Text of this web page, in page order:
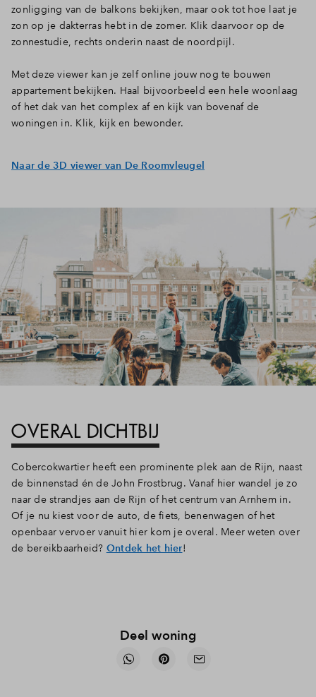
zonligging van de balkons bekijken, maar ook tot hoe laat je
zon op je dakterras hebt in de zomer. Klik daarvoor op de
zonnestudie, rechts onderin naast de noordpijl.
Met deze viewer kan je zelf online jouw nog te bouwen
appartement bekijken. Haal bijvoorbeeld een hele woonlaag
of het dak van het complex af en kijk van bovenaf de
woningen in. Klik, kijk en bewonder.
Naar de 3D viewer van De Roomvleugel
OVERAL DICHTBIJ
Cobercokwartier heeft een prominente plek aan de Rijn, naast
de binnenstad én de John Frostbrug. Vanaf hier wandel je zo
naar de strandjes aan de Rijn of het centrum van Arnhem in.
Of je nu kiest voor de auto, de fiets, benenwagen of het
openbaar vervoer vanuit hier kom je overal. Meer weten over
de bereikbaarheid? Ontdek het hier!
Deel woning